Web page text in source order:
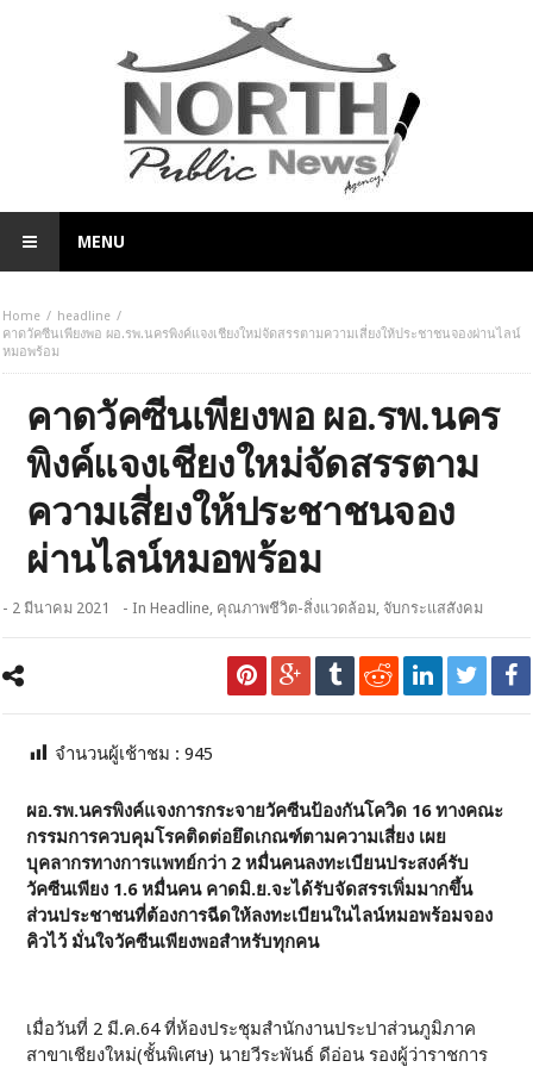
MENU
Home
headline
คาดวัคซีนเพียงพอ ผอ.รพ.นครพิงค์แจงเชียงใหม่จัดสรรตามความเสี่ยงให้ประชาชนจองผ่านไลน์
หมอพร้อม
คาดวัคซีนเพียงพอ ผอ.รพ.นคร
พิงค์แจงเชียงใหม่จัดสรรตาม
ความเสี่ยงให้ประชาชนจอง
ผ่านไลน์หมอพร้อม
- 2 มีนาคม 2021 - InHeadline, คุณภาพชีวิต-สิ่งแวดล้อม, จับกระแสสังคม
จำนวนผู้เช้าชม :945
ผอ.รพ.นครพิงค์แจงการกระจายวัคซีนป้องกันโควิด 16 ทางคณะ
กรรมการควบคุมโรคติดต่อยึดเกณฑ์ตามความเสี่ยง เผย
บุคลากรทางการแพทย์กว่า 2 หมื่นคนลงทะเบียนประสงค์รับ
วัคซีนเพียง 1.6 หมื่นคน คาดมิ.ย.จะได้รับจัดสรรเพิ่มมากขึ้น
ส่วนประชาชนที่ต้องการฉีดให้ลงทะเบียนในไลน์หมอพร้อมจอง
คิวไว้ มั่นใจวัคซีนเพียงพอสำหรับทุกคน
เมื่อวันที่ 2 มี.ค.64 ที่ห้องประชุมสำนักงานประปาส่วนภูมิภาค
สาขาเชียงใหม่(ชั้นพิเศษ) นายวีระพันธ์ ดีอ่อน รองผู้ว่าราชการ